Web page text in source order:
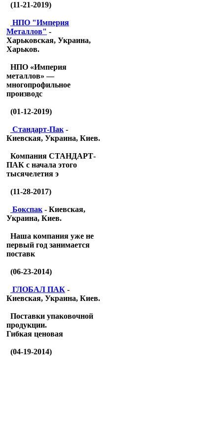
(11-21-2019)
НПО "Империя
Металлов" -
Харьковская, Украина,
Харьков.
НПО «Империя
металлов» —
многопрофильное
производс
(01-12-2019)
Стандарт-Пак -
Киевская, Украина, Киев.
Компания СТАНДАРТ-
ПАК с начала этого
тысячелетия э
(11-28-2017)
Бокспак - Киевская,
Украина, Киев.
Наша компания уже не
первый год занимается
поставк
(06-23-2014)
ГЛОБАЛ ПАК -
Киевская, Украина, Киев.
Поставки упаковочной
продукции.
Гибкая ценовая
(04-19-2014)